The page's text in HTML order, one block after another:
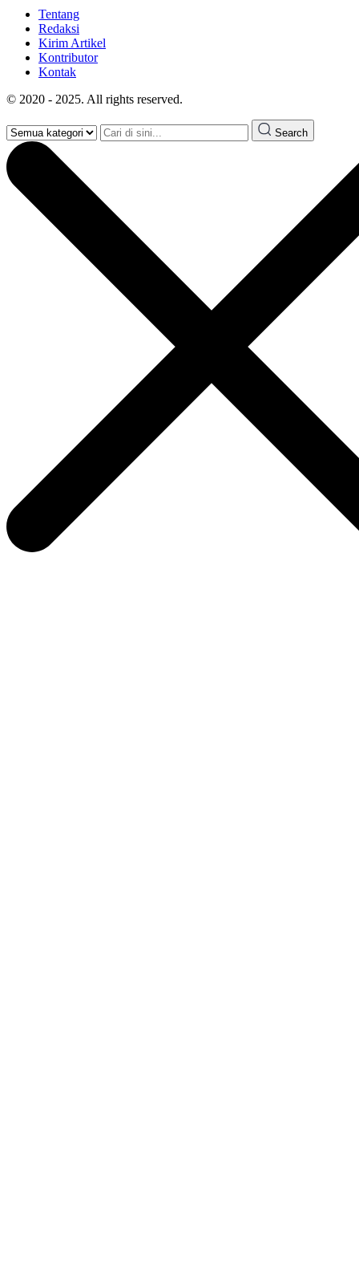
Tentang
Redaksi
Kirim Artikel
Kontributor
Kontak
© 2020 - 2025. All rights reserved.
Search